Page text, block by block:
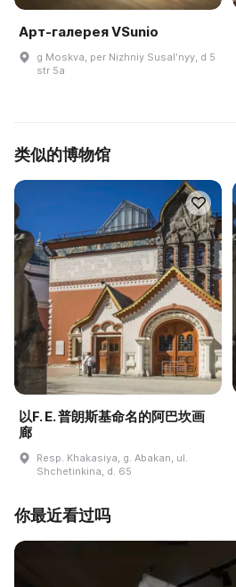
Арт-галерея VSunio
g Moskva, per Nizhniy Susalʹnyy, d 5
str 5a
类似的博物馆
以F. E. 普朗斯基命名的阿巴坎画
廊
Resp. Khakasiya, g. Abakan, ul.
Shchetinkina, d. 65
你最近看过吗